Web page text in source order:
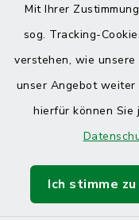
Mit Ihrer
sog. Tracking-
verstehen, wie
unser Angebot
hierfür können Sie
Ich stimme zu